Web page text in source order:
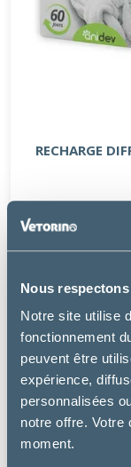
Nous
Notre site utilise
fonctionnement
peuvent être
expérience,
personnalisées
notre offre. Votre
moment.
RECHARGE